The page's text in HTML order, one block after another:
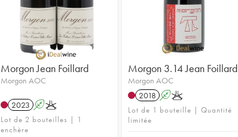
Morgon Jean Foillard
Morgon AOC
2023 AK
Lot de 2 bouteilles | 1
enchère
Morgon 3.14 Jean Foillard
Morgon AOC
2018 AK
Lot de 1 bouteille | Quantité
limitée